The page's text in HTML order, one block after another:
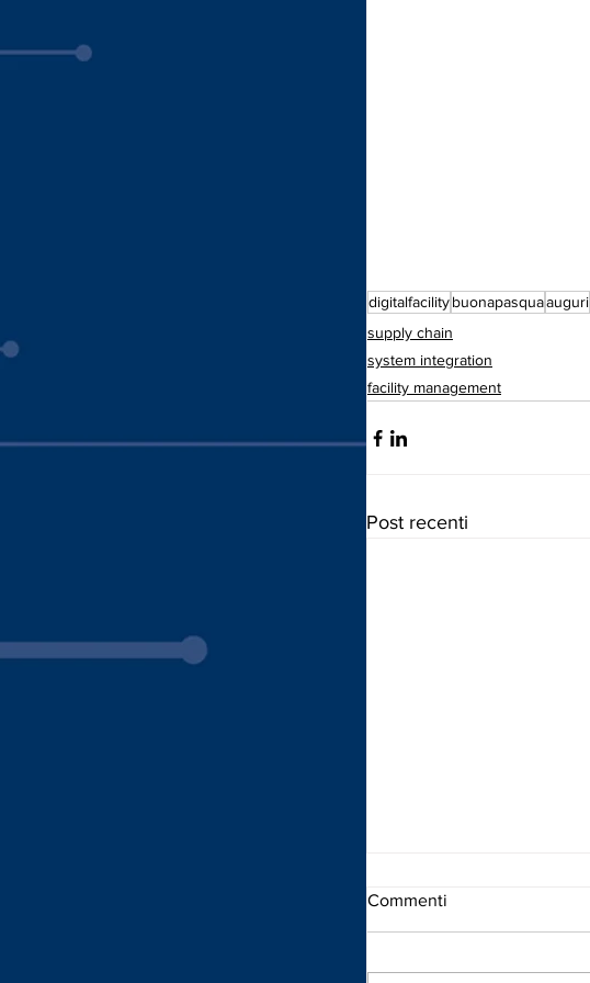
digitalfacilitybuonapasquaauguri
supply chain
system integration
facility management
Post recenti
Commenti